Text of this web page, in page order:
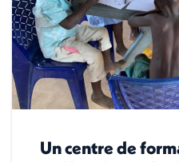
Un centre de